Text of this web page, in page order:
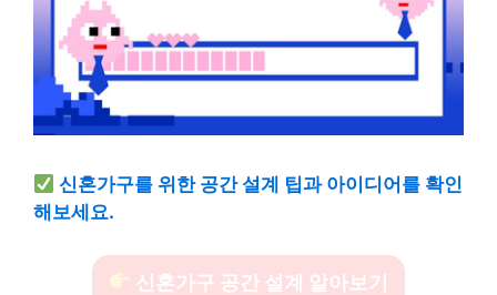
신혼가구를 위한 공간 설계 팁과 아이디어를 확인
해보세요.
신혼가구 공간 설계 알아보기